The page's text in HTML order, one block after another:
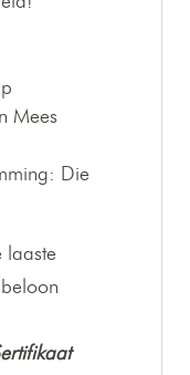
Mees
Die
laaste